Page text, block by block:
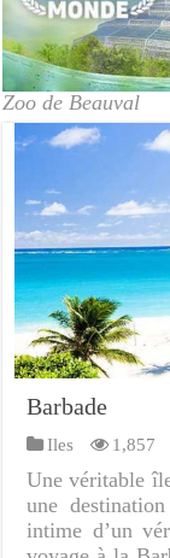
Zoo de Beauval
Barbade
Iles 1,857
Une véritable
une
intime d’un